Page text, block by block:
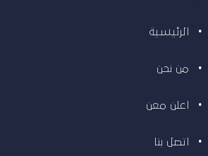
الرئيسية
من نحن
اعلن معن
اتصل بنا